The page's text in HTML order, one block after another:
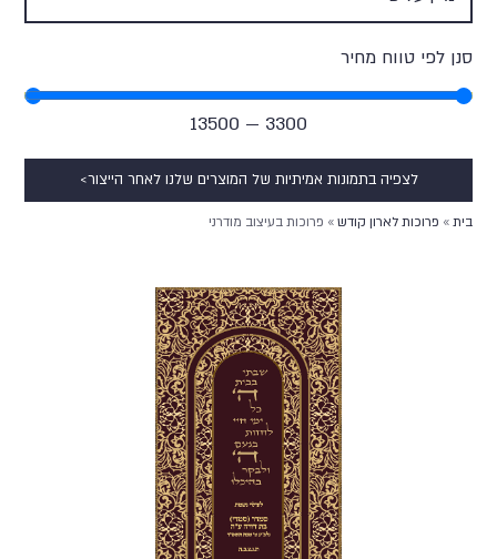
סנן לפי טווח מחיר
3300
—
13500
לצפיה בתמונות אמיתיות של המוצרים שלנו לאחר הייצור>
בית» פרוכות לארון קודש» פרוכות בעיצוב מודרני